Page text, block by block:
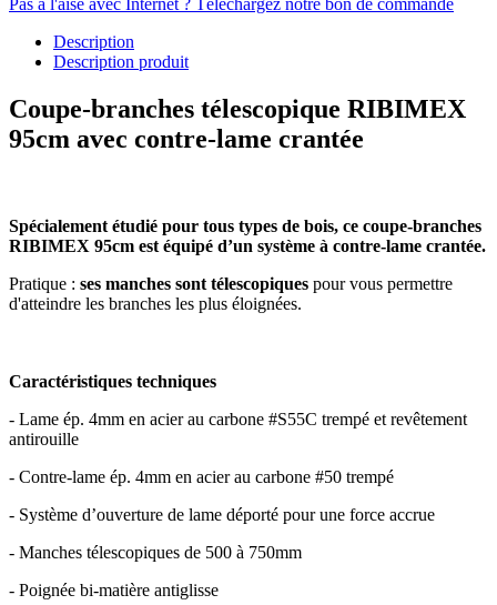
Description
Description produit
Coupe-branches télescopique RIBIMEX
95cm avec contre-lame crantée
Spécialement étudié pour tous types de bois, ce coupe-branches
RIBIMEX 95cm est équipé d’un système à contre-lame crantée.
Pratique : ses manches sont télescopiques pour vous permettre
d'atteindre les branches les plus éloignées.
Caractéristiques techniques
- Lame ép. 4mm en acier au carbone #S55C trempé et revêtement
antirouille
- Contre-lame ép. 4mm en acier au carbone #50 trempé
- Système d’ouverture de lame déporté pour une force accrue
- Manches télescopiques de 500 à 750mm
- Poignée bi-matière antiglisse